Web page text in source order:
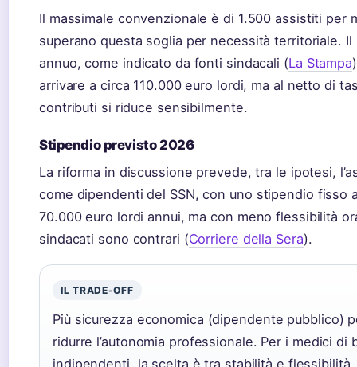
Il massimale convenzionale è di 1.500 assistiti per
superano questa soglia per necessità territoriale.
annuo, come indicato da fonti sindacali (La Stampa
arrivare a circa 110.000 euro lordi, ma al netto di
contributi si riduce sensibilmente.
Stipendio previsto 2026
La riforma in discussione prevede, tra le ipotesi,
come dipendenti del SSN, con uno stipendio fisso
70.000 euro lordi annui, ma con meno flessibilità
sindacati sono contrari (Corriere della Sera).
IL TRADE-OFF
Più sicurezza economica (dipendente pubblico)
ridurre l’autonomia professionale. Per i medici di
indipendenti, la scelta è tra stabilità e